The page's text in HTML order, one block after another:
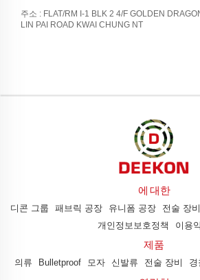
주소 : FLAT/RM I-1 BLK 2 4/F GOLDEN
LIN PAI ROAD KWAI CHUNG NT
에 대한
디콘 그룹 패브릭 공장 유니폼 공장 전술 장
개인정보보호정책
이용
제품
의류 Bulletproof 모자 신발류 전술 장비 경